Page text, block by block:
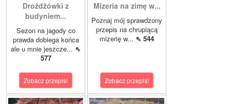
Drożdżówki z
budyniem...
Sezon na jagody co
prawda dobiega końca
ale u mnie jeszcze... ⇖
577
Zobacz przepis!
Mizeria na zimę w...
Poznaj mój sprawdzony
przepis na chrupiącą
mizerię w... ⇖ 544
Zobacz przepis!